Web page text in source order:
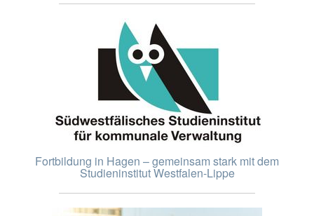
Fortbildung in Hagen – gemeinsam stark mit dem
Studieninstitut Westfalen-Lippe